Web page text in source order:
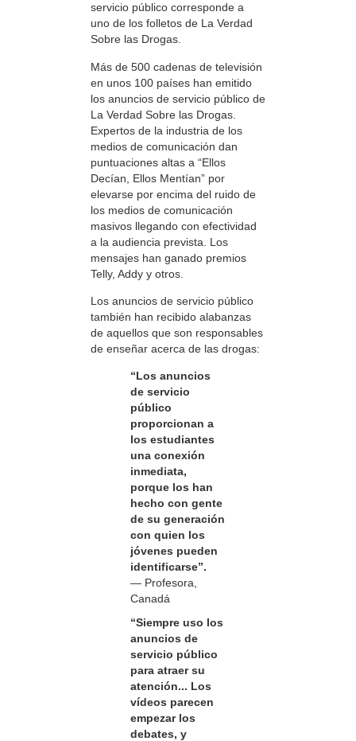
servicio público corresponde a
uno de los folletos de La Verdad
Sobre las Drogas.
Más de 500 cadenas de televisión
en unos 100 países han emitido
los anuncios de servicio público de
La Verdad Sobre las Drogas.
Expertos de la industria de los
medios de comunicación dan
puntuaciones altas a “Ellos
Decían, Ellos Mentían” por
elevarse por encima del ruido de
los medios de comunicación
masivos llegando con efectividad
a la audiencia prevista. Los
mensajes han ganado premios
Telly, Addy y otros.
Los anuncios de servicio público
también han recibido alabanzas
de aquellos que son responsables
de enseñar acerca de las drogas:
“Los anuncios
de servicio
público
proporcionan a
los estudiantes
una conexión
inmediata,
porque los han
hecho con gente
de su generación
con quien los
jóvenes pueden
identificarse”.
— Profesora,
Canadá
“Siempre uso los
anuncios de
servicio público
para atraer su
atención... Los
vídeos parecen
empezar los
debates, y